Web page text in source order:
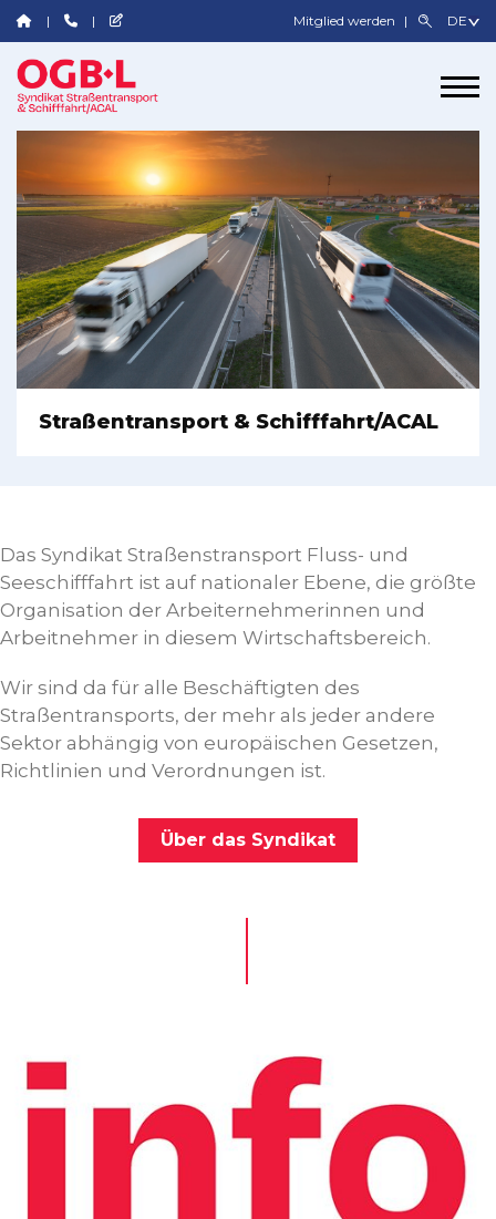
Mitglied werden
Straßentransport & Schifffahrt/ACAL
Das Syndikat Straßenstransport Fluss- und
Seeschifffahrt ist auf nationaler Ebene, die größte
Organisation der Arbeiternehmerinnen und
Arbeitnehmer in diesem Wirtschaftsbereich.
Wir sind da für alle Beschäftigten des
Straßentransports, der mehr als jeder andere
Sektor abhängig von europäischen Gesetzen,
Richtlinien und Verordnungen ist.
Über das Syndikat